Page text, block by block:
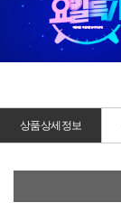
상품상세정보